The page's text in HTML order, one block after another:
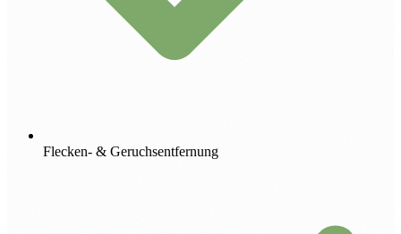
Flecken- & Geruchsentfernung